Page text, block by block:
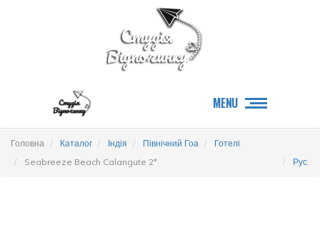
MENU
Головна Каталог Індія Північний Гоа
Готелі
Seabreeze Beach Calangute 2*
Рус.